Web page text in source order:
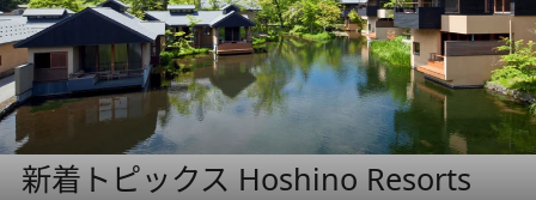
新着トピックス Hoshino Resorts